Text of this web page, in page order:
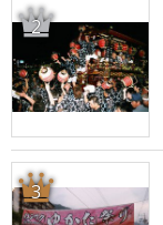
2
3